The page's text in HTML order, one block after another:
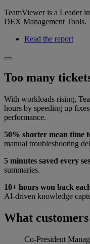
TeamViewer is a Leader
DEX Management Tools.
Read the report
Too many
With workloads rising,
hours by speeding up
performance.
50% shorter mean time
manual troubleshooting
5 minutes saved every
summaries.
10+ hours won back
AI-driven knowledge
What customers
Co-President